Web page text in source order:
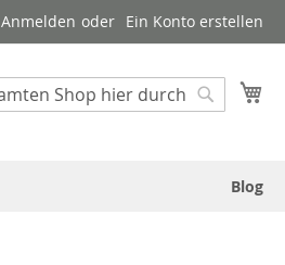
Anmelden Ein Konto erstellen
Suche
Blog